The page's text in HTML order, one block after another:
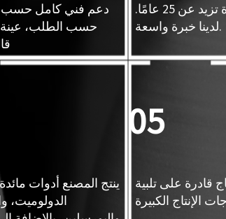
دعم فني كامل حسب
حسب الطلب،
مصنع سيراميك بخبرة تزيد عن 25 عامًا.
لدينا خبرة واسعة.
ينتج المصنع أدوات
الدولوميت،
05
قادرة على تلبية